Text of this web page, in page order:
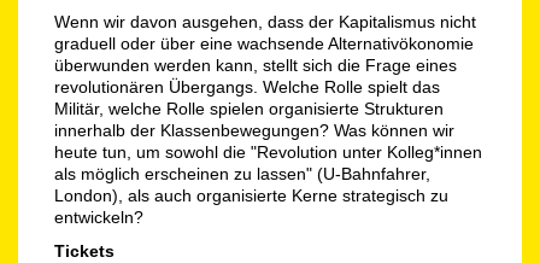
Wenn wir davon ausgehen, dass der Kapitalismus nicht
graduell oder über eine wachsende Alternativökonomie
überwunden werden kann, stellt sich die Frage eines
revolutionären Übergangs. Welche Rolle spielt das
Militär, welche Rolle spielen organisierte Strukturen
innerhalb der Klassenbewegungen? Was können wir
heute tun, um sowohl die "Revolution unter Kolleg*innen
als möglich erscheinen zu lassen" (U-Bahnfahrer,
London), als auch organisierte Kerne strategisch zu
entwickeln?
Tickets